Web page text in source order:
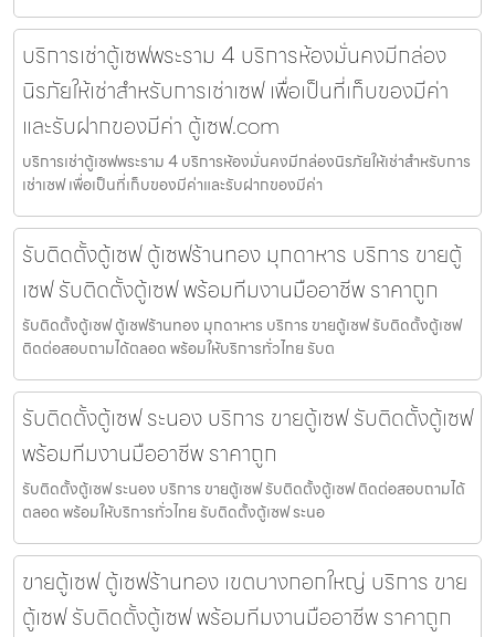
บริการเช่าตู้เซฟพระราม 4 บริการห้องมั่นคงมีกล่อง
นิรภัยให้เช่าสำหรับการเช่าเซฟ เพื่อเป็นที่เก็บของมีค่า
และรับฝากของมีค่า ตู้เซฟ.com
บริการเช่าตู้เซฟพระราม 4 บริการห้องมั่นคงมีกล่องนิรภัยให้เช่าสำหรับการ
เช่าเซฟ เพื่อเป็นที่เก็บของมีค่าและรับฝากของมีค่า
รับติดตั้งตู้เซฟ ตู้เซฟร้านทอง มุกดาหาร บริการ ขายตู้
เซฟ รับติดตั้งตู้เซฟ พร้อมทีมงานมืออาชีพ ราคาถูก
รับติดตั้งตู้เซฟ ตู้เซฟร้านทอง มุกดาหาร บริการ ขายตู้เซฟ รับติดตั้งตู้เซฟ
ติดต่อสอบถามได้ตลอด พร้อมให้บริการทั่วไทย รับต
รับติดตั้งตู้เซฟ ระนอง บริการ ขายตู้เซฟ รับติดตั้งตู้เซฟ
พร้อมทีมงานมืออาชีพ ราคาถูก
รับติดตั้งตู้เซฟ ระนอง บริการ ขายตู้เซฟ รับติดตั้งตู้เซฟ ติดต่อสอบถามได้
ตลอด พร้อมให้บริการทั่วไทย รับติดตั้งตู้เซฟ ระนอ
ขายตู้เซฟ ตู้เซฟร้านทอง เขตบางกอกใหญ่ บริการ ขาย
ตู้เซฟ รับติดตั้งตู้เซฟ พร้อมทีมงานมืออาชีพ ราคาถูก